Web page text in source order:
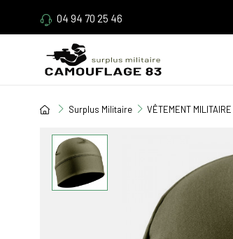
04 94 70 25 46
Surplus Militaire VÊTEMENT MILITAIRE